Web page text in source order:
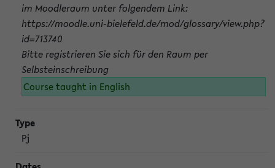
im Moodleraum unter folgendem Link:
https://moodle.uni-bielefeld.de/mod/glossary/view.php?
id=713740
Bitte registrieren Sie sich für den Raum per
Selbsteinschreibung
Course taught in English
Pj